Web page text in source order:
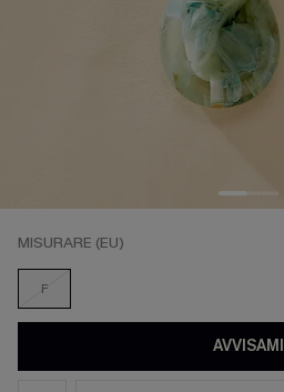
MISURARE (EU)
F
AVVISAMI